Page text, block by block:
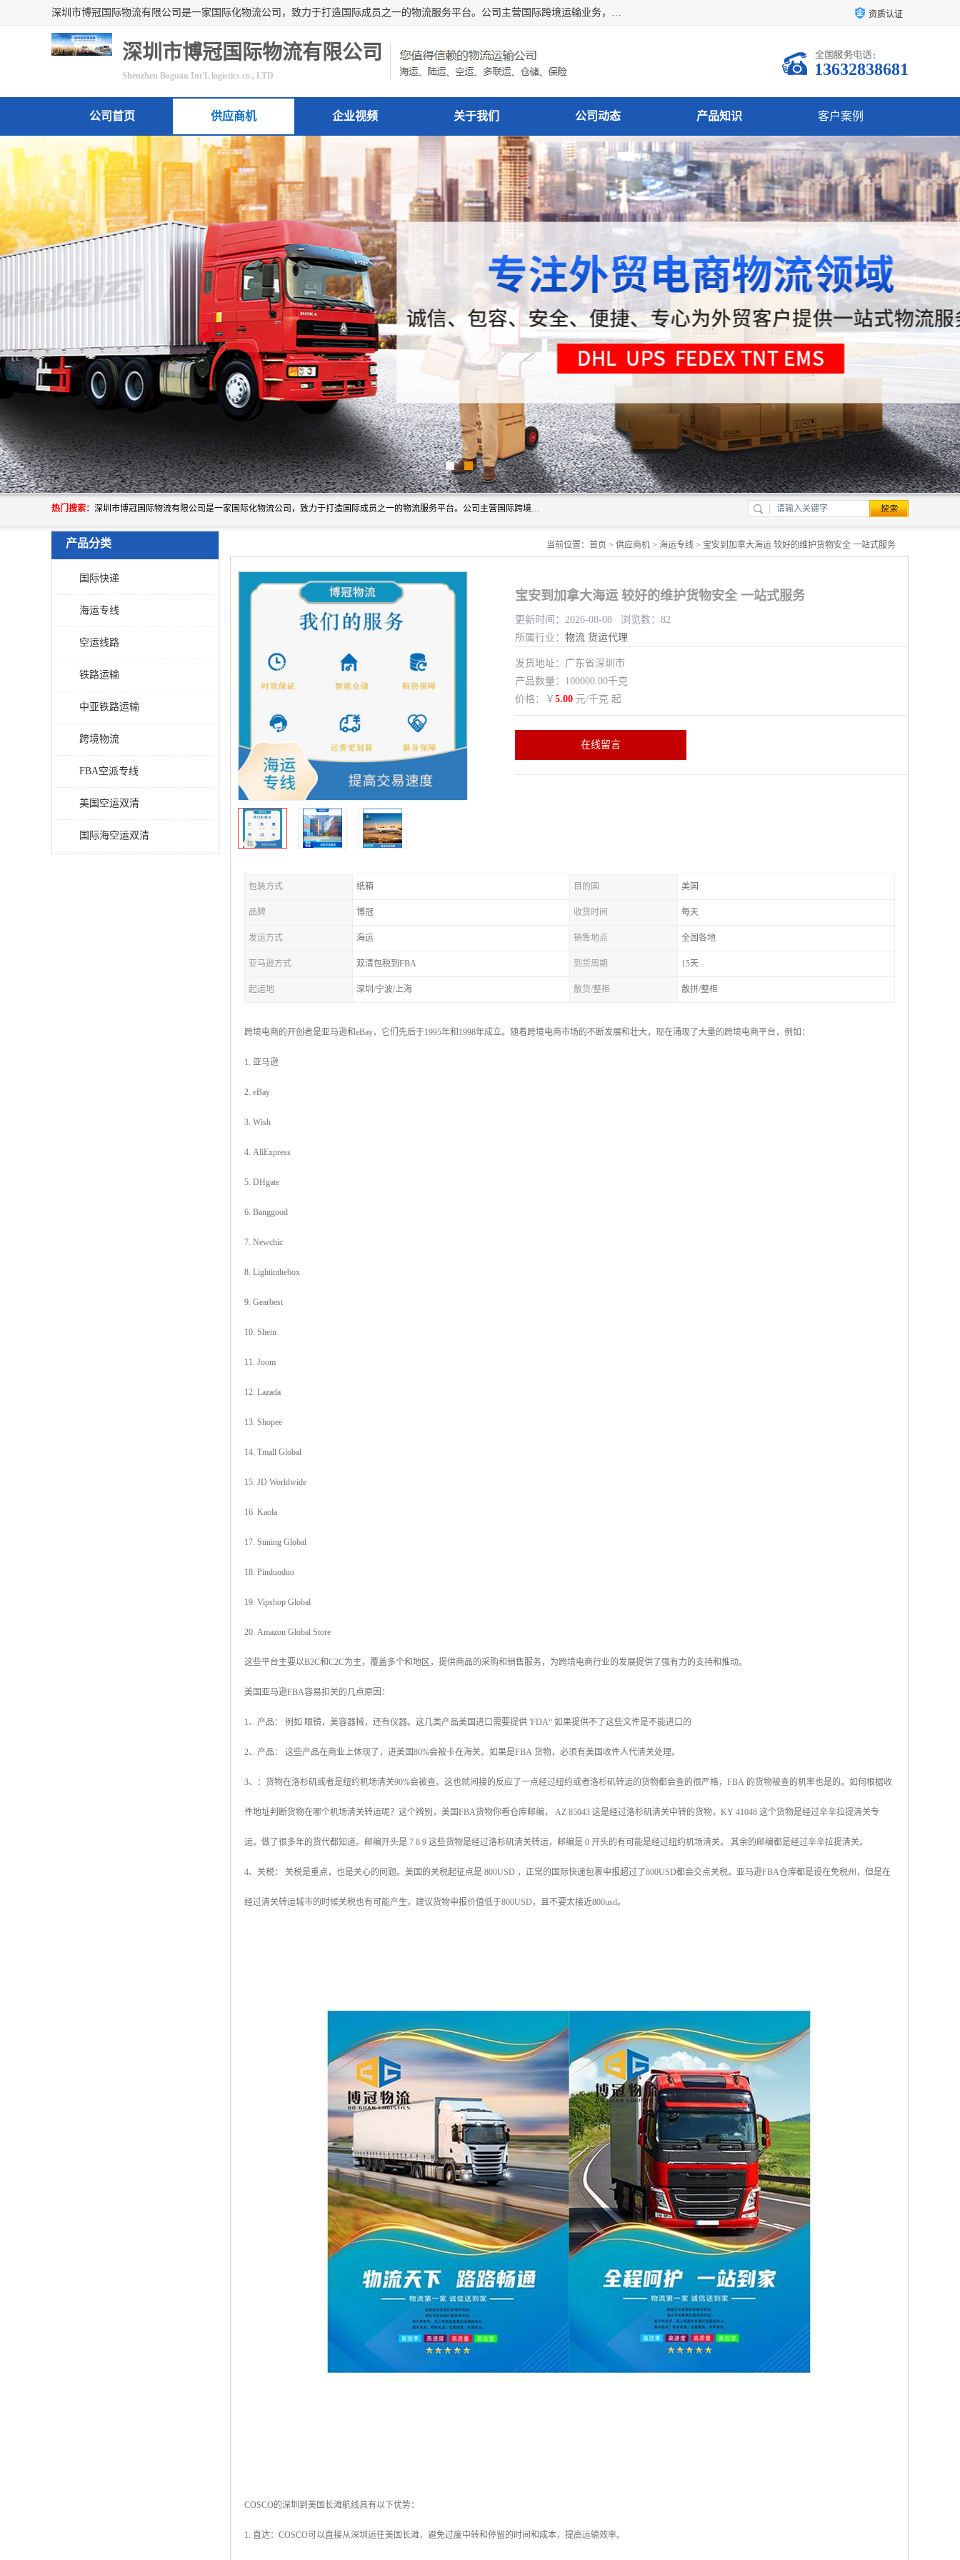
深圳市博冠国际物流有限公司是一家国际化物流公司，致力于打造国际成员之一的物流服务平台。公司主营国际跨境运输业务，提供国际快递、FBA空派专线、国际海空运、国际空运专线、中欧铁路运输等国际海空运、国际快递、国际铁路运输及跨境专线物流等各类进出口运输方面的业务。 资质认证
深圳市博冠国际物流有限公司
Shenzhen Boguan Int'L logistics co., LTD 13632838681
公司首页 供应商机 企业视频 关于我们 公司动态 产品知识 客户案例
联系方式
热门搜索： 深圳市博冠国际物流有限公司是一家国际化物流公司，致力于打造国际成员之一的物流服务平台。公司主营国际跨境运输业务，提供国际快递、FBA空派专线、国际海空运、国际空运专线、中欧铁路运输等国际海空运、国际快递、国际铁路运输及跨境专线物流等各类进出口运输方面的业务。
产品分类
国际快递
海运专线
空运线路
铁路运输
中亚铁路运输
跨境物流
FBA空派专线
美国空运双清
国际海空运双清
当前位置： 首页 > 供应商机 > 海运专线 > 宝安到加拿大海运 较好的维护货物安全 一站式服务
宝安到加拿大海运 较好的维护货物安全 一站式服务
更新时间：2026-08-08 浏览数：82
所属行业： 物流 货运代理
发货地址：广东省深圳市
产品数量：100000.00千克
价格：￥ 5.00 元/千克 起
在线留言
包装方式 纸箱 目的国 美国
品牌 博冠 收货时间 每天
发运方式 海运 销售地点 全国各地
亚马逊方式 双清包税到FBA 到货周期 15天
起运地 深圳/宁波/上海 散货/整柜 散拼/整柜
跨境电商的开创者是亚马逊和eBay，它们先后于1995年和1998年成立。随着跨境电商市场的不断发展和壮大，现在涌现了大量的跨境电商平台，例如：
1. 亚马逊
2. eBay
3. Wish
4. AliExpress
5. DHgate
6. Banggood
7. Newchic
8. Lightinthebox
9. Gearbest
10. Shein
11. Joom
12. Lazada
13. Shopee
14. Tmall Global
15. JD Worldwide
16. Kaola
17. Suning Global
18. Pinduoduo
19. Vipshop Global
20. Amazon Global Store
这些平台主要以B2C和C2C为主，覆盖多个和地区，提供商品的采购和销售服务，为跨境电商行业的发展提供了强有力的支持和推动。
美国亚马逊FBA容易扣关的几点原因：
1、产品： 例如 眼镜，美容器械，还有仪器。这几类产品美国进口需要提供 'FDA“ 如果提供不了这些文件是不能进口的
2、产品： 这些产品在商业上体现了，进美国80%会被卡在海关。如果是FBA 货物，必须有美国收件人代清关处理。
3、：货物在洛杉矶或者是纽约机场清关90%会被查。这也就间接的反应了一点经过纽约或者洛杉矶转运的货物都会查的很严格，FBA 的货物被查的机率也是的。如何根据收
件地址判断货物在哪个机场清关转运呢？这个辨别，美国FBA货物你看仓库邮编， AZ 85043 这是经过洛杉矶清关中转的货物，KY 41048 这个货物是经过辛辛拉提清关专
运。做了很多年的货代都知道。邮编开头是 7 8 9 这些货物是经过洛杉矶清关转运，邮编是 0 开头的有可能是经过纽约机场清关。 其余的邮编都是经过辛辛拉提清关。
4、关税： 关税是重点，也是关心的问题。美国的关税起征点是 800USD ，正常的国际快递包裹申报超过了800USD都会交点关税。亚马逊FBA仓库都是设在免税州，但是在
经过清关转运城市的时候关税也有可能产生，建议货物申报价值低于800USD，且不要太接近800usd。
COSCO的深圳到美国长滩航线具有以下优势：
1. 直达：COSCO可以直接从深圳运往美国长滩，避免过度中转和停留的时间和成本，提高运输效率。